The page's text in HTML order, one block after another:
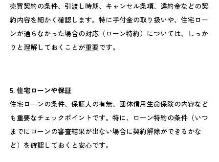
売買契約の条件、引渡し時期、キャンセル条項、違約金などの契
約内容を細かく確認します。特に手付金の取り扱いや、住宅ロー
ンが通らなかった場合の対応（ローン特約）については、しっか
りと理解しておくことが重要です。
5. 住宅ローンや保証
住宅ローンの条件、保証人の有無、団体信用生命保険の内容など
も重要なチェックポイントです。特に、ローン特約の条件（いつ
までにローンの審査結果が出ない場合に契約解除ができるかな
ど）を確認しておくと安心です。